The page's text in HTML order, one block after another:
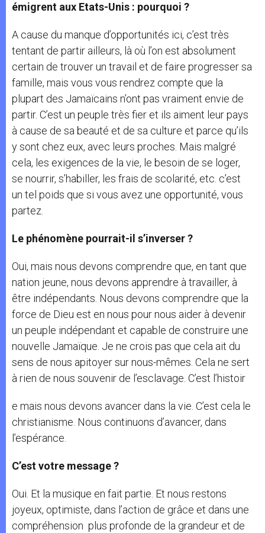
émigrent aux Etats-Unis : pourquoi ?
A cause du manque d’opportunités ici, c’est très
tentant de partir ailleurs, là où l’on est absolument
certain de trouver un travail et de faire progresser sa
famille, mais vous vous rendrez compte que la
plupart des Jamaïcains n’ont pas vraiment envie de
partir. C’est un peuple très fier et ils aiment leur pays
à cause de sa beauté et de sa culture et parce qu’ils
y sont chez eux, avec leurs proches. Mais malgré
cela, les exigences de la vie, le besoin de se loger,
se nourrir, s’habiller, les frais de scolarité, etc. c’est
un tel poids que si vous avez une opportunité, vous
partez.
Le phénomène pourrait-il s’inverser ?
Oui, mais nous devons comprendre que, en tant que
nation jeune, nous devons apprendre à travailler, à
être indépendants. Nous devons comprendre que la
force de Dieu est en nous pour nous aider à devenir
un peuple indépendant et capable de construire une
nouvelle Jamaïque. Je ne crois pas que cela ait du
sens de nous apitoyer sur nous-mêmes. Cela ne sert
à rien de nous souvenir de l’esclavage. C’est l’histoir
e mais nous devons avancer dans la vie. C’est cela le
christianisme. Nous continuons d’avancer, dans
l’espérance.
C’est votre message ?
Oui. Et la musique en fait partie. Et nous restons
joyeux, optimiste, dans l’action de grâce et dans une
compréhension plus profonde de la grandeur et de